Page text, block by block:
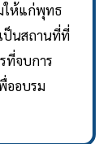
ให้แก่พุทธ
ป็นสถานที่ที่
ที่จบการ
ออบรม